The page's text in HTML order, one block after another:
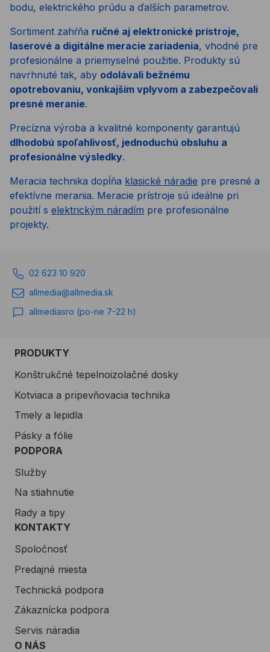
bodu, elektrického prúdu a ďalších parametrov.
Sortiment zahŕňa ručné aj elektronické prístroje,
laserové a digitálne meracie zariadenia, vhodné pre
profesionálne a priemyselné použitie. Produkty sú
navrhnuté tak, aby odolávali bežnému
opotrebovaniu, vonkajším vplyvom a zabezpečovali
presné meranie.
Precízna výroba a kvalitné komponenty garantujú
dlhodobú spoľahlivosť, jednoduchú obsluhu a
profesionálne výsledky.
Meracia technika dopĺňa klasické náradie pre presné a
efektívne merania. Meracie prístroje sú ideálne pri
použití s elektrickým náradím pre profesionálne
projekty.
02 623 10 920
allmedia@allmedia.sk
allmediasro (po-ne 7-22 h)
PRODUKTY
Konštrukčné tepelnoizolačné dosky
Kotviaca a pripevňovacia technika
Tmely a lepidla
Pásky a fólie
PODPORA
Služby
Na stiahnutie
Rady a tipy
KONTAKTY
Spoločnosť
Predajné miesta
Technická podpora
Zákaznícka podpora
Servis náradia
O NÁS